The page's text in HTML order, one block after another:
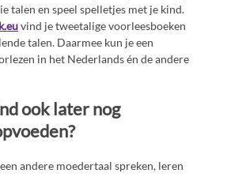
talen en speel spelletjes met je kind.
vind je tweetalige voorleesboeken
talen. Daarmee kun je een
in het Nederlands én de andere
ook later nog
andere moedertaal spreken, leren